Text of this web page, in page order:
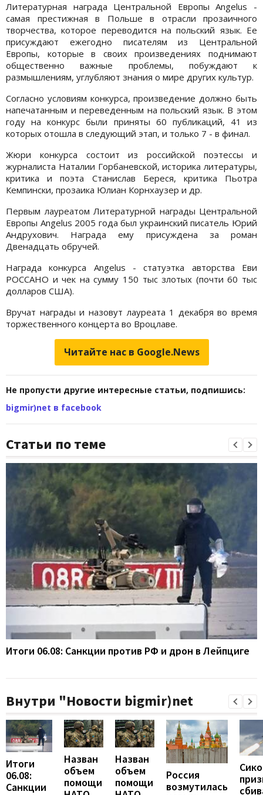
Литературная награда Центральной Европы Angelus -
самая престижная в Польше в отрасли прозаичного
творчества, которое переводится на польский язык. Ее
присуждают ежегодно писателям из Центральной
Европы, которые в своих произведениях поднимают
общественно важные проблемы, побуждают к
размышлениям, углубляют знания о мире других культур.
Согласно условиям конкурса, произведение должно быть
напечатанным и переведенным на польский язык. В этом
году на конкурс были приняты 60 публикаций, 41 из
которых отошла в следующий этап, и только 7 - в финал.
Жюри конкурса состоит из российской поэтессы и
журналиста Наталии Горбаневской, историка литературы,
критика и поэта Станислав Береся, критика Пьотра
Кемпински, прозаика Юлиан Корнхаузер и др.
Первым лауреатом Литературной награды Центральной
Европы Angelus 2005 года был украинский писатель Юрий
Андрухович. Награда ему присуждена за роман
Двенадцать обручей.
Награда конкурса Angelus - статуэтка авторства Еви
РОССАНО и чек на сумму 150 тыс злотых (почти 60 тыс
долларов США).
Вручат награды и назовут лауреата 1 декабря во время
торжественного концерта во Вроцлаве.
Читайте нас в Google.News
Не пропусти другие интересные статьи, подпишись:
bigmir)net в facebook
Статьи по теме
Итоги 06.08: Санкции против РФ и дрон в Лейпциге
Внутри "Новости bigmir)net
Итоги
06.08:
Санкции
Назван
объем
помощи
Назван
объем
помощи
Россия
возмутилась